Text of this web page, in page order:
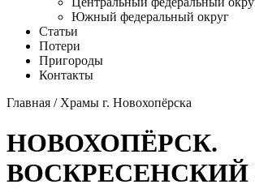
Южный федеральный округ
Статьи
Потери
Пригороды
Контакты
Главная /Храмы г. Новохопёрска
НОВОХОПЁРСК.
ВОСКРЕСЕНСКИЙ